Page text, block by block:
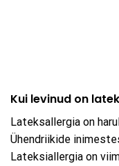
Kui levinud on
Lateksallergia on
Ühendriikide
Lateksiallergia on